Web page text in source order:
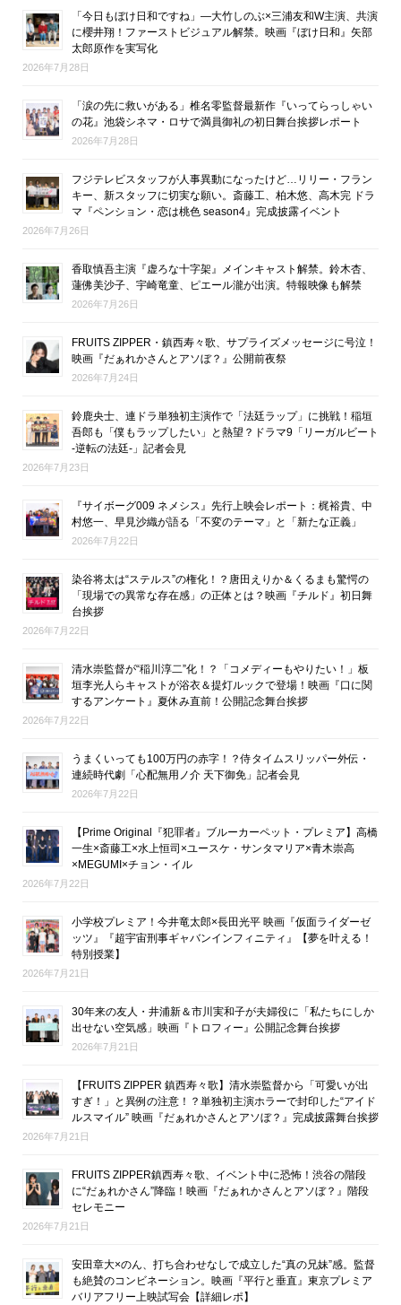
「今日もぼけ日和ですね」―大竹しのぶ×三浦友和W主演、共演
に櫻井翔！ファーストビジュアル解禁。映画『ぼけ日和』矢部
太郎原作を実写化
2026年7月28日
「涙の先に救いがある」椎名零監督最新作『いってらっしゃい
の花』池袋シネマ・ロサで満員御礼の初日舞台挨拶レポート
2026年7月28日
フジテレビスタッフが人事異動になったけど…リリー・フラン
キー、新スタッフに切実な願い。斎藤工、柏木悠、高木完 ドラ
マ『ペンション・恋は桃色 season4』完成披露イベント
2026年7月26日
香取慎吾主演『虚ろな十字架』メインキャスト解禁。鈴木杏、
蓮佛美沙子、宇崎竜童、ピエール瀧が出演。特報映像も解禁
2026年7月26日
FRUITS ZIPPER・鎮西寿々歌、サプライズメッセージに号泣！
映画『だぁれかさんとアソぼ？』公開前夜祭
2026年7月24日
鈴鹿央士、連ドラ単独初主演作で「法廷ラップ」に挑戦！稲垣
吾郎も「僕もラップしたい」と熱望？ドラマ9「リーガルビート
-逆転の法廷-」記者会見
2026年7月23日
『サイボーグ009 ネメシス』先行上映会レポート：梶裕貴、中
村悠一、早見沙織が語る「不変のテーマ」と「新たな正義」
2026年7月22日
染谷将太は“ステルス”の権化！？唐田えりか＆くるまも驚愕の
「現場での異常な存在感」の正体とは？映画『チルド』初日舞
台挨拶
2026年7月22日
清水崇監督が“稲川淳二”化！？「コメディーもやりたい！」板
垣李光人らキャストが浴衣＆提灯ルックで登場！映画『口に関
するアンケート』夏休み直前！公開記念舞台挨拶
2026年7月22日
うまくいっても100万円の赤字！？侍タイムスリッパー外伝・
連続時代劇「心配無用ノ介 天下御免」記者会見
2026年7月22日
【Prime Original『犯罪者』ブルーカーペット・プレミア】高橋
一生×斎藤工×水上恒司×ユースケ・サンタマリア×青木崇高
×MEGUMI×チョン・イル
2026年7月22日
小学校プレミア！今井竜太郎×長田光平 映画『仮面ライダーゼ
ッツ』『超宇宙刑事ギャバンインフィニティ』【夢を叶える！
特別授業】
2026年7月21日
30年来の友人・井浦新＆市川実和子が夫婦役に「私たちにしか
出せない空気感」映画『トロフィー』公開記念舞台挨拶
2026年7月21日
【FRUITS ZIPPER 鎮西寿々歌】清水崇監督から「可愛いが出
すぎ！」と異例の注意！？単独初主演ホラーで封印した“アイド
ルスマイル” 映画『だぁれかさんとアソぼ？』完成披露舞台挨拶
2026年7月21日
FRUITS ZIPPER鎮西寿々歌、イベント中に恐怖！渋谷の階段
に“だぁれかさん”降臨！映画『だぁれかさんとアソぼ？』階段
セレモニー
2026年7月21日
安田章大×のん、打ち合わせなしで成立した“真の兄妹”感。監督
も絶賛のコンビネーション。映画『平行と垂直』東京プレミア
バリアフリー上映試写会【詳細レポ】